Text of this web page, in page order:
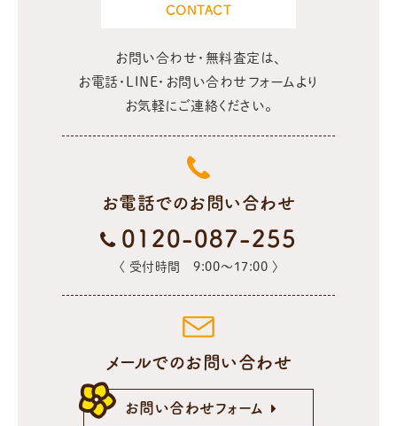
CONTACT
お問い合わせ・無料査定は、
お電話・LINE・お問い合わせフォームより
お気軽にご連絡ください。
お電話でのお問い合わせ
0120-087-255
〈 受付時間 9:00〜17:00 〉
メールでのお問い合わせ
お問い合わせフォーム